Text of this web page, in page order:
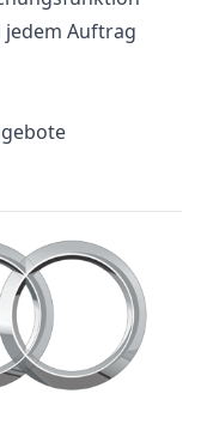
jedem Auftrag